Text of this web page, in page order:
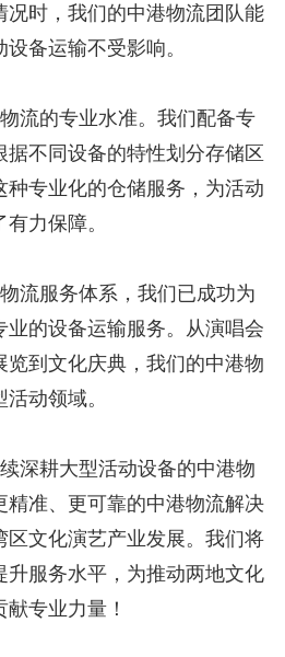
况时，我们的中港物流团队能
备运输不受影响。
流的专业水准。我们配备专
不同设备的特性划分存储区
种专业化的仓储服务，为活动
力保障。
流服务体系，我们已成功为
业的设备运输服务。从演唱会
览到文化庆典，我们的中港物
动领域。
深耕大型活动设备的中港物
精准、更可靠的中港物流解决
区文化演艺产业发展。我们将
升服务水平，为推动两地文化
专业力量！